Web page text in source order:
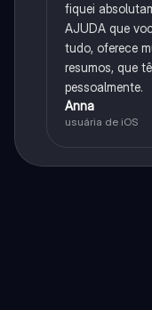
fiquei
AJUDA que
tudo, oferece
resumos, que
pessoalmente.
Anna
usuária de iOS